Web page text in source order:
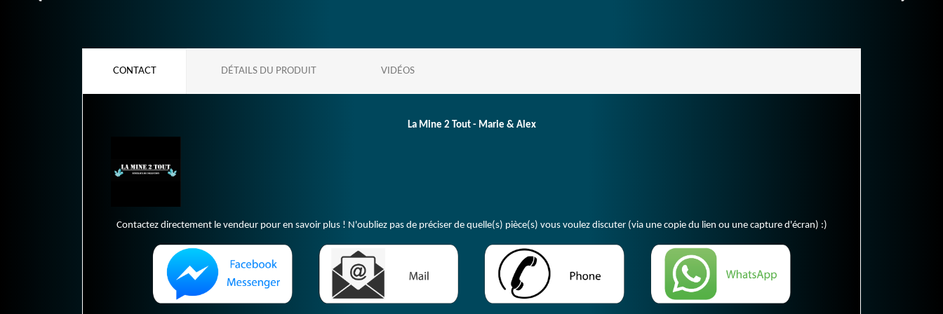
CONTACT DÉTAILS DU PRODUIT VIDÉOS
La Mine 2 Tout - Marie & Alex
Contactez directement le vendeur pour en savoir plus ! N'oubliez pas de préciser de quelle(s) pièce(s) vous voulez discuter (via une copie du lien ou une capture d'écran) :)